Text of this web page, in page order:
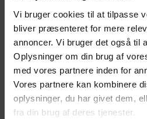
Vi bruger cookies til at tilpasse
bliver præsenteret for mere
annoncer. Vi bruger det også til
Oplysninger om din brug af
med vores partnere inden for
Vores partnere kan kombinere
oplysninger, du har givet dem,
fra din brug af deres tjenester.
tætsiddende pasform og det
ideel til både landevej, gravel
Nyttige facts
Specifikt kvindesnit for
komfort
Ventilerende mesh på
åndbarhed